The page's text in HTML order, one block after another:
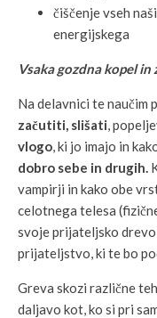
čiščenje vseh
energijskega
Vsaka gozdna kopel
Na delavnici te naučim
začutiti, slišati,
vlogo, ki jo imajo in
dobro sebe in drugih.
vampirji in kako obe
celotnega telesa
svoje prijateljsko
prijateljstvo, ki te bo
Greva skozi različne
daljavo kot, ko si pri